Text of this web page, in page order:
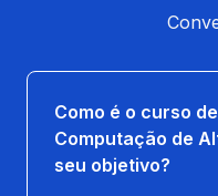
PRINCIPAIS
COMPUTAÇÃO
36 horas
Como é o curso
Computação de
seu objetivo?